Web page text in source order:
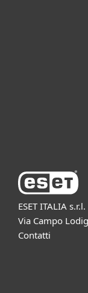
ESET ITALIA s.r.l.
Via Campo
Contatti